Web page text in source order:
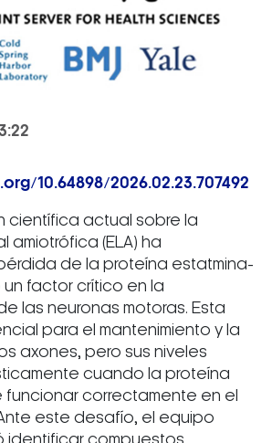
10.64898/2026.02.23.707492
científica actual sobre la
amiotrófica (ELA) ha
de la proteína estatmina-
un factor crítico en la
las neuronas motoras. Esta
para el mantenimiento y la
axones, pero sus niveles
cuando la proteína
funcionar correctamente en el
este desafío, el equipo
identificar compuestos